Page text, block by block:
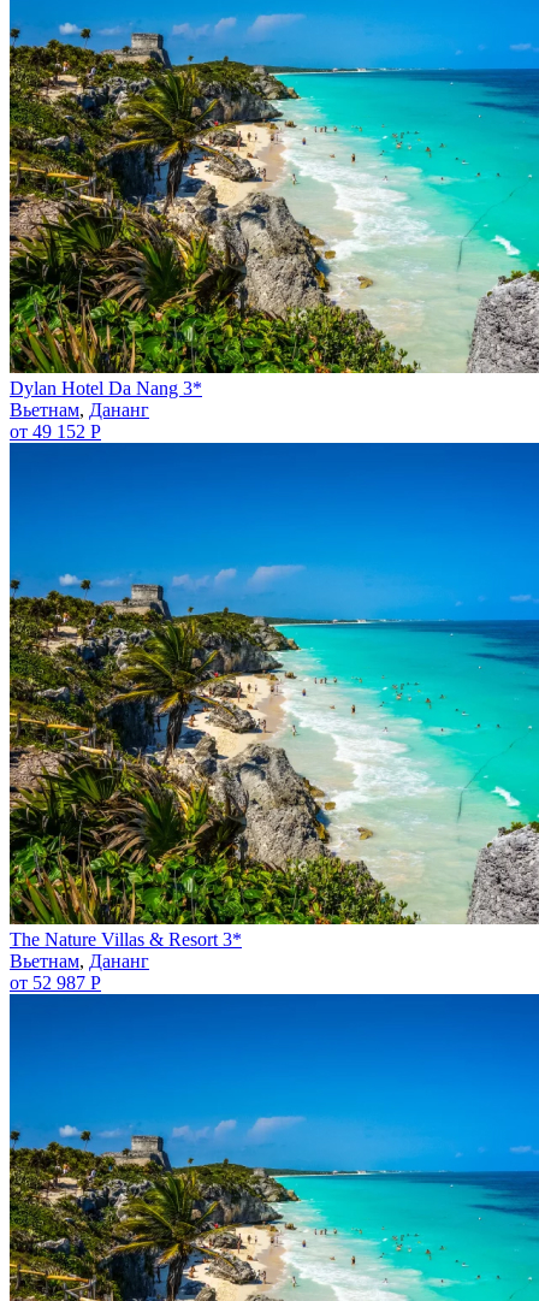
Dylan Hotel Da Nang 3*
Вьетнам, Дананг
от 49 152 Р
The Nature Villas & Resort 3*
Вьетнам, Дананг
от 52 987 Р